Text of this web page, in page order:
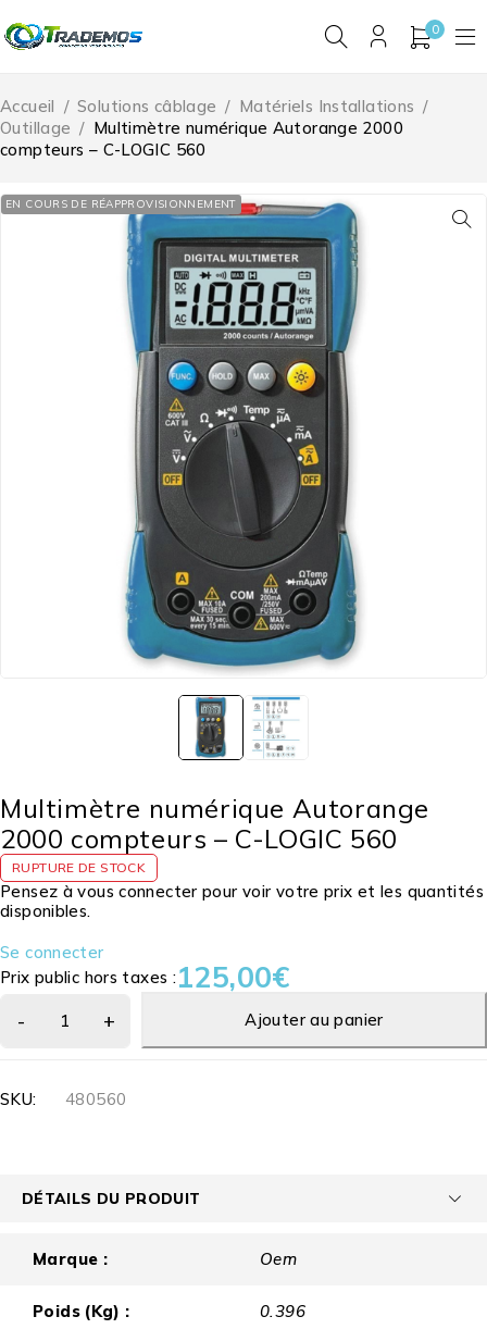
0
Accueil / Solutions câblage / Matériels Installations /
Outillage / Multimètre numérique Autorange 2000
compteurs – C-LOGIC 560
EN COURS DE RÉAPPROVISIONNEMENT
Multimètre numérique Autorange
2000 compteurs – C-LOGIC 560
RUPTURE DE STOCK
Pensez à vous connecter pour voir votre prix et les quantités
disponibles.
Se connecter
Prix public hors taxes :125,00€
Ajouter au panier
SKU: 480560
DÉTAILS DU PRODUIT
Marque : Oem
Poids (Kg) : 0.396